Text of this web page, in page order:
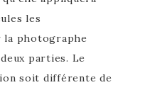
les
photographe
parties. Le
soit différente de